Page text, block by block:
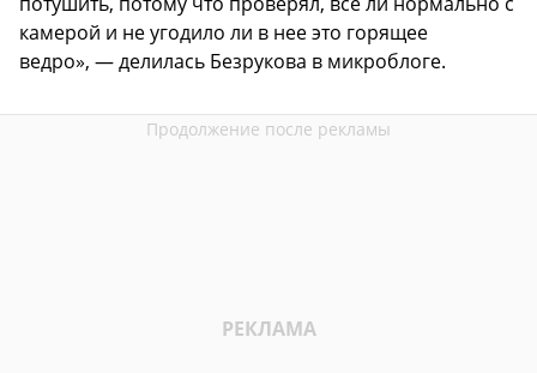
камерой и не угодило ли в нее это горящее
ведро», — делилась Безрукова в микроблоге.